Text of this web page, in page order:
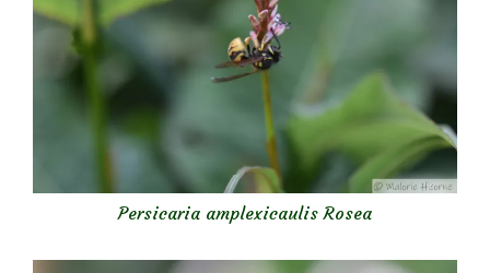
Persicaria amplexicaulis Rosea